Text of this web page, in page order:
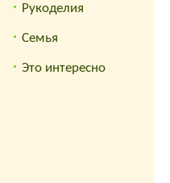
Рукоделия
Семья
Это интересно